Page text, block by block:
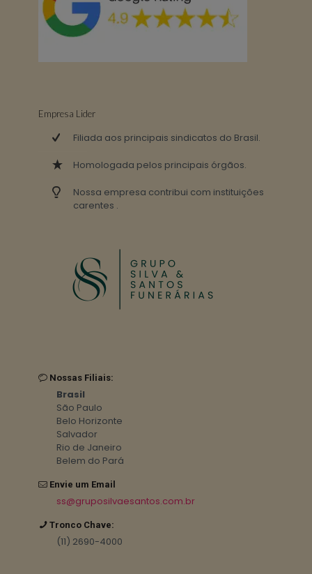
Empresa Lider
Filiada aos principais sindicatos do Brasil.
Homologada pelos principais órgãos.
Nossa empresa contribui com instituições
carentes .
Nossas Filiais:
Brasil
São Paulo
Belo Horizonte
Salvador
Rio de Janeiro
Belem do Pará
Envie um Email
ss@gruposilvaesantos.com.br
Tronco Chave:
(11) 2690-4000